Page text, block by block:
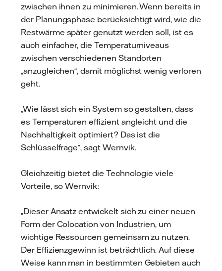
zwischen ihnen zu minimieren. Wenn bereits in
der Planungsphase berücksichtigt wird, wie die
Restwärme später genutzt werden soll, ist es
auch einfacher, die Temperaturniveaus
zwischen verschiedenen Standorten
„anzugleichen“, damit möglichst wenig verloren
geht.
„Wie lässt sich ein System so gestalten, dass
es Temperaturen effizient angleicht und die
Nachhaltigkeit optimiert? Das ist die
Schlüsselfrage“, sagt Wernvik.
Gleichzeitig bietet die Technologie viele
Vorteile, so Wernvik:
„Dieser Ansatz entwickelt sich zu einer neuen
Form der Colocation von Industrien, um
wichtige Ressourcen gemeinsam zu nutzen.
Der Effizienzgewinn ist beträchtlich. Auf diese
Weise kann man in bestimmten Gebieten auch